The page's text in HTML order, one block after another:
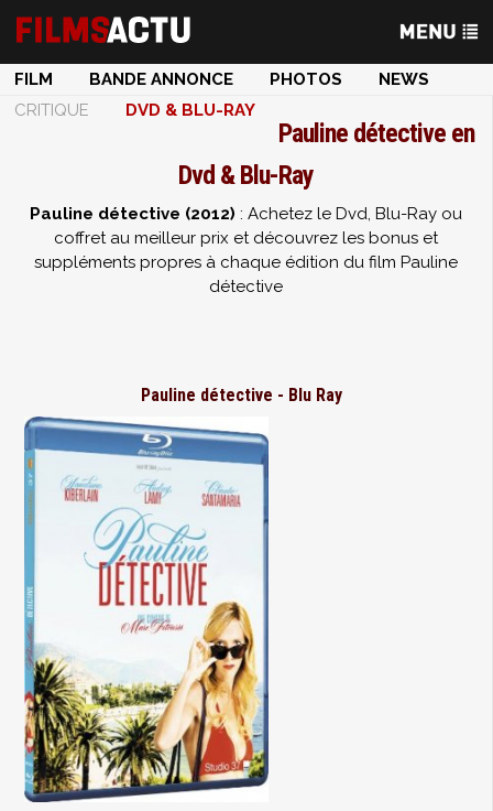
FILM BANDE ANNONCE PHOTOS
NEWS
CRITIQUE
DVD & BLU-RAY
Pauline détective en
Dvd & Blu-Ray
Pauline détective (2012) : Achetez le Dvd, Blu-Ray ou
coffret au meilleur prix et découvrez les bonus et
suppléments propres à chaque édition du film Pauline
détective
Pauline détective - Blu Ray